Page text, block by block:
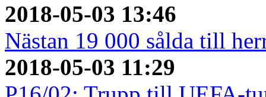
2018-05-03 13:46
Nästan 19 000 sålda till
2018-05-03 11:29